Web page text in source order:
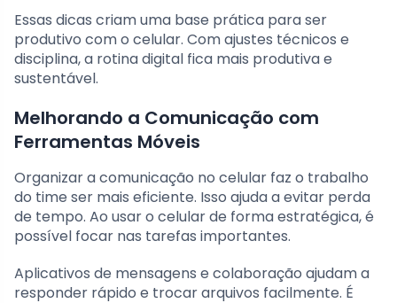
Essas dicas criam uma base prática para ser
produtivo com o celular. Com ajustes técnicos e
disciplina, a rotina digital fica mais produtiva e
sustentável.
Melhorando a Comunicação com
Ferramentas Móveis
Organizar a comunicação no celular faz o trabalho
do time ser mais eficiente. Isso ajuda a evitar perda
de tempo. Ao usar o celular de forma estratégica, é
possível focar nas tarefas importantes.
Aplicativos de mensagens e colaboração ajudam a
responder rápido e trocar arquivos facilmente. É